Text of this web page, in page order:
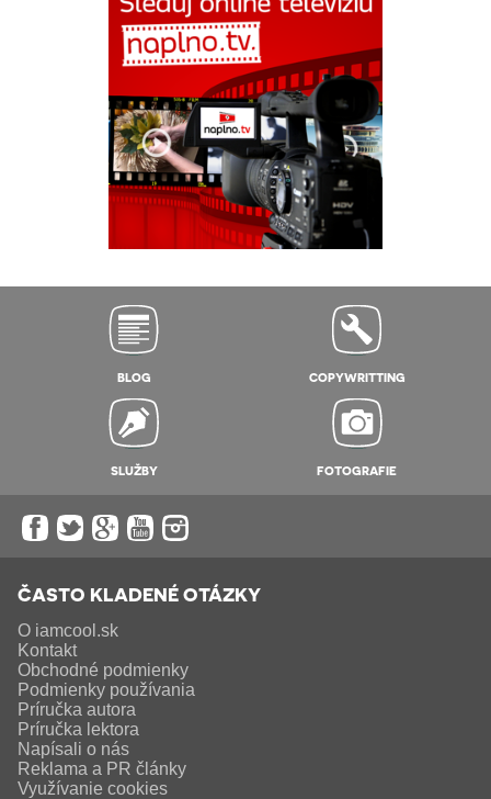
BLOG COPYWRITTING
SLUŽBY FOTOGRAFIE
ČASTO KLADENÉ OTÁZKY
O iamcool.sk
Kontakt
Obchodné podmienky
Podmienky používania
Príručka autora
Príručka lektora
Napísali o nás
Reklama a PR články
Využívanie cookies